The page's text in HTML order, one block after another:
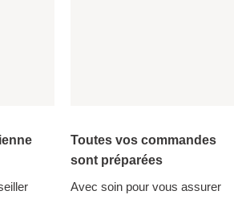
Toutes vos commandes
sont préparées
Avec soin pour vous assurer